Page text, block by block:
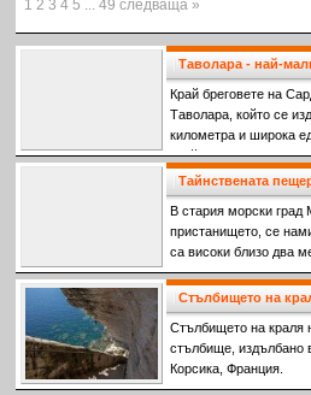
1 2 3 4 5 ... 49 следваща »
Таволара - най-
Край бреговете на
Tаволара, който се
километра и широка
крайбрежие,
дълъг, пясъчен плаж.
наследниците на
Тайнствената
В стария морски град
пристанището, се
са високи близо два
повърхността, която
градини. Кой ги е
е изкуството, с което
Стълбището на
Стълбището на краля
стълбище, издълбано
Корсика, Франция.